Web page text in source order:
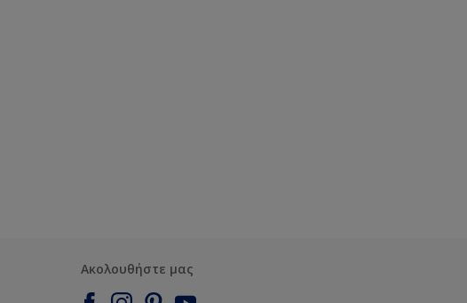
Ακολουθήστε μας